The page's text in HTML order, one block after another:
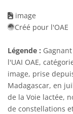
image
Créé pour l'OAE
Légende :
l'UAI OAE,
image, prise
Madagascar, en
de la Voie lactée,
de constellations